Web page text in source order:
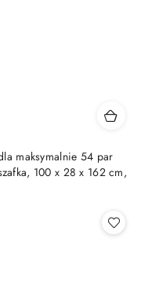
maksymalnie 54 par
100 x 28 x 162 cm,